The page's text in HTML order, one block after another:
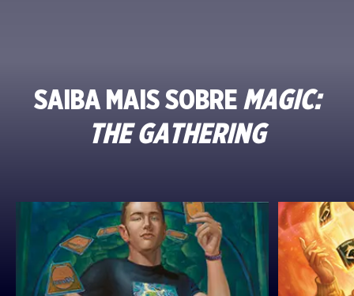
SAIBA MAIS SOBRE MAGIC:
THE GATHERING